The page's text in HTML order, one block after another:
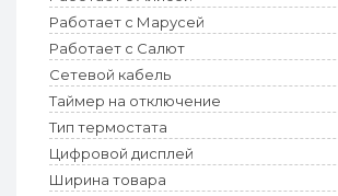
Работает с Марусей
Работает с Салют
Сетевой кабель
Таймер на отключение
Тип термостата
Цифровой дисплей
Ширина товара